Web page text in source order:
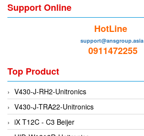
EMG
Enensys Vietnam
Enerdoor
Enerpac
ENERSYS
Support Online
HotLine
support@ansgroup.asia
0911472255
Top Product
V430-J-RH2-Unitronics
V430-J-TRA22-Unitronics
iX T12C - C3 Beijer